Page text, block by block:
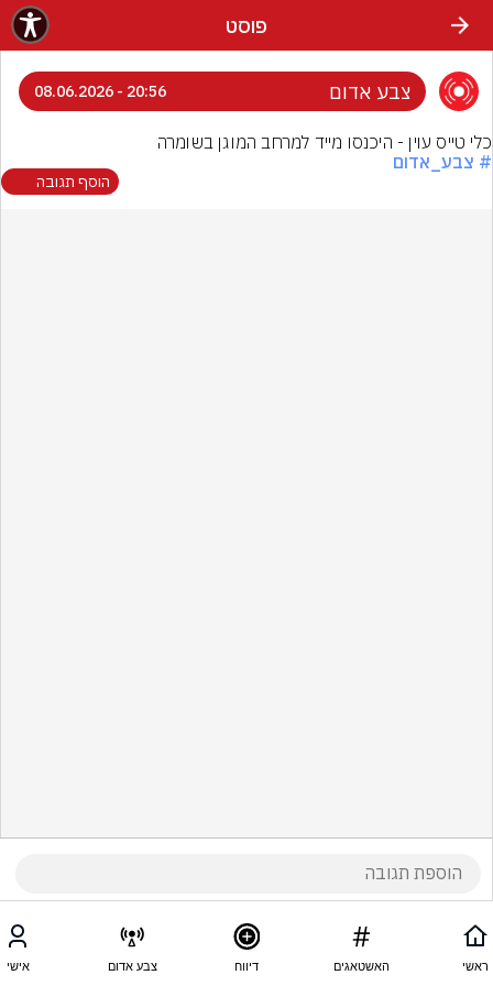
פוסט
צבע אדום 20:56 - 08.06.2026
כלי טייס עוין - היכנסו מייד למרחב המוגן בשומרה
# צבע_אדום
הוסף תגובה
ראשי האשטאגים דיווח צבע אדום אישי